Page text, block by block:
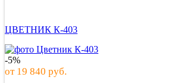
ЦВЕТНИК К-403
-5%
от 19 840 руб.